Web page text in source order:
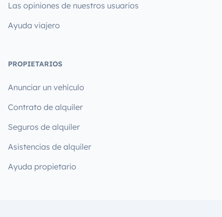
Las opiniones de nuestros usuarios
Ayuda viajero
PROPIETARIOS
Anunciar un vehículo
Contrato de alquiler
Seguros de alquiler
Asistencias de alquiler
Ayuda propietario